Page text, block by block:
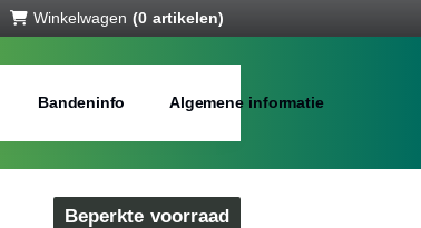
Winkelwagen (0 artikelen)
Bandeninfo Algemene informatie
Beperkte voorraad